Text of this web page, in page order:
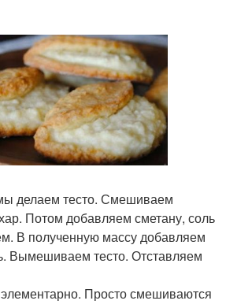
делаем тесто. Смешиваем
Потом добавляем сметану, соль
В полученную массу добавляем
Вымешиваем тесто. Отставляем
элементарно. Просто смешиваются